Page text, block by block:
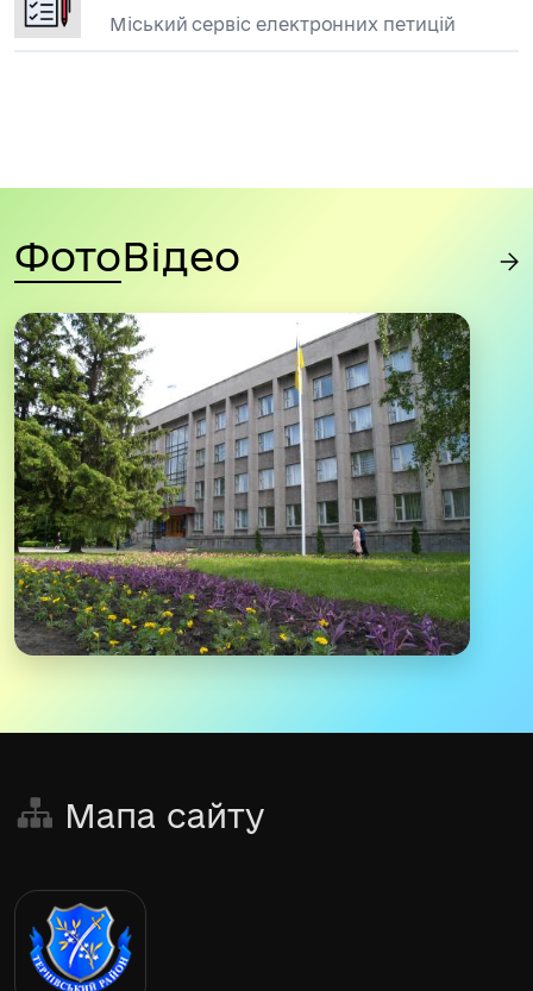
Міський сервіс електронних петицій
ФотоВідео
Мапа сайту